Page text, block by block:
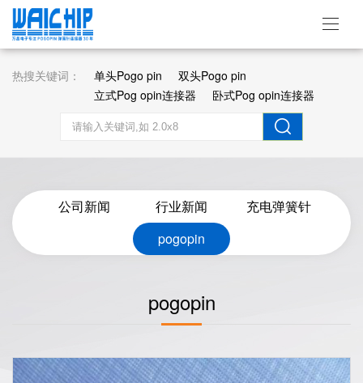
热搜关键词： 单头Pogo pin
双头Pogo pin
立式Pog opin连接器
卧式Pog opin连接器
公司新闻 行业新闻
充电弹簧针
pogopin
pogopin